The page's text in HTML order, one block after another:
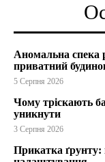
Аномальна спека
приватний
5 Серпня 2026
Чому тріскають
уникнути
3 Серпня 2026
Прикатка